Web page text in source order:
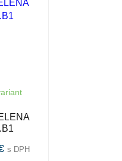
s DPH